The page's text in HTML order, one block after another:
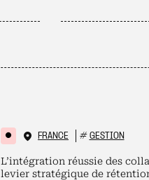
FRANCE # GESTION
L’intégration réussie des
levier stratégique de